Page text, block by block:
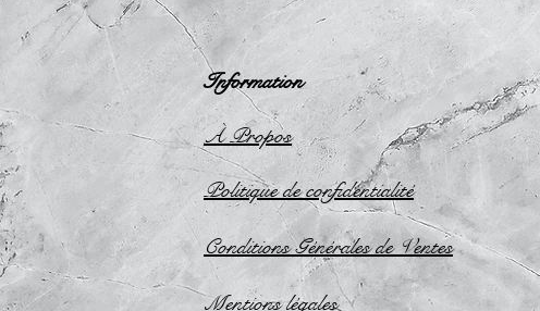
Information
À Propos
Politique de confidentialité
Conditions Générales de Ventes
Mentions légales